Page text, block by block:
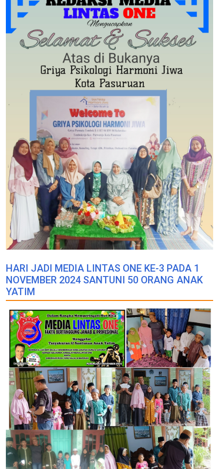
HARI JADI MEDIA LINTAS ONE KE-3 PADA 1
NOVEMBER 2024 SANTUNI 50 ORANG ANAK
YATIM